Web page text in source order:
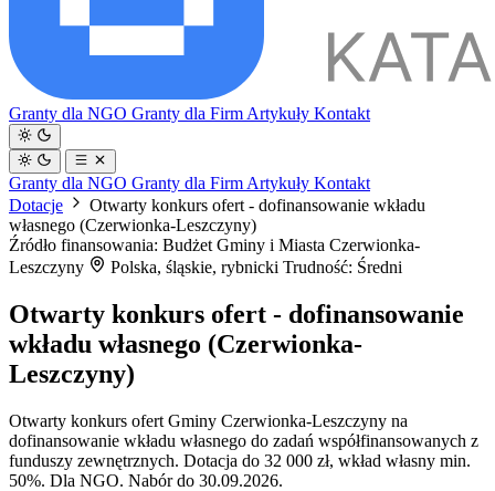
Granty dla NGO Granty dla Firm Artykuły Kontakt
Granty dla NGO Granty dla Firm Artykuły Kontakt
Dotacje
Otwarty konkurs ofert - dofinansowanie wkładu
własnego (Czerwionka-Leszczyny)
Źródło finansowania: Budżet Gminy i Miasta Czerwionka-
Leszczyny
Polska, śląskie, rybnicki Trudność: Średni
Otwarty konkurs ofert - dofinansowanie
wkładu własnego (Czerwionka-
Leszczyny)
Otwarty konkurs ofert Gminy Czerwionka-Leszczyny na
dofinansowanie wkładu własnego do zadań współfinansowanych z
funduszy zewnętrznych. Dotacja do 32 000 zł, wkład własny min.
50%. Dla NGO. Nabór do 30.09.2026.